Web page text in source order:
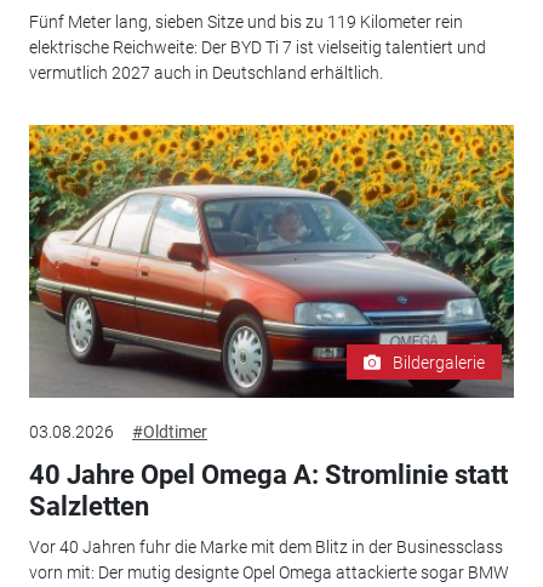
Fünf Meter lang, sieben Sitze und bis zu 119 Kilometer rein
elektrische Reichweite: Der BYD Ti 7 ist vielseitig talentiert und
vermutlich 2027 auch in Deutschland erhältlich.
Bildergalerie
03.08.2026 #Oldtimer
40 Jahre Opel Omega A: Stromlinie statt
Salzletten
Vor 40 Jahren fuhr die Marke mit dem Blitz in der Businessclass
vorn mit: Der mutig designte Opel Omega attackierte sogar BMW